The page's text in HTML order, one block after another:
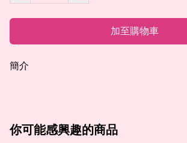
加至購物車
簡介
你可能感興趣的商品